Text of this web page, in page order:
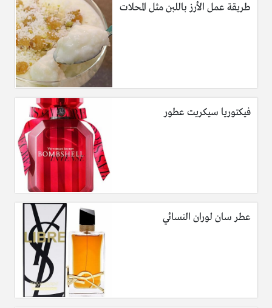
طريقة عمل الأرز باللبن مثل المحلات
فيكتوريا سيكريت عطور
عطر سان لوران النسائي